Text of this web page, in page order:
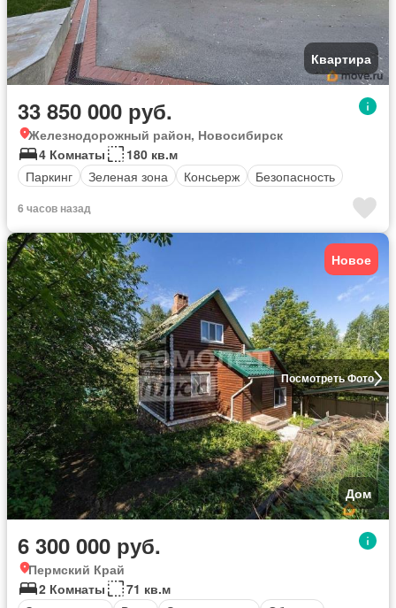
Квартира
33 850 000 руб.
Железнодорожный район, Новосибирск
4 Комнаты
180 кв.м
Паркинг
Зеленая зона Консьерж Безопасность
6 часов назад
Посмотреть Фото
Новое
Дом
6 300 000 руб.
Пермский Край
2 Комнаты
71 кв.м